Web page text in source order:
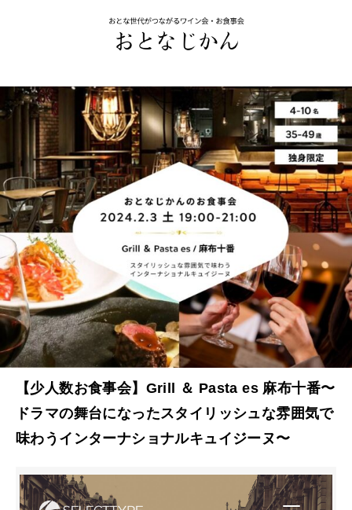
【少人数お食事会】Grill ＆ Pasta es 麻布十番〜
ドラマの舞台になったスタイリッシュな雰囲気で
味わうインターナショナルキュイジーヌ〜